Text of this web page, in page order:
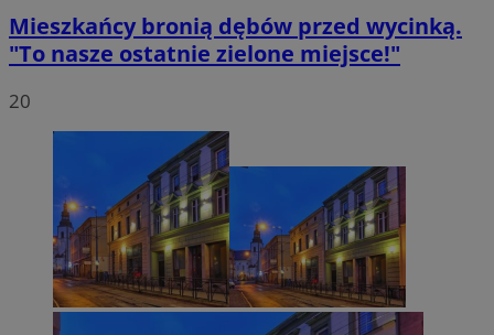
Mieszkańcy bronią dębów przed wycinką.
"To nasze ostatnie zielone miejsce!"
20